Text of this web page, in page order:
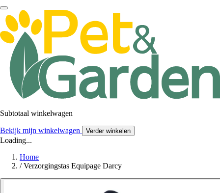
Subtotaal winkelwagen
Bekijk mijn winkelwagen Verder winkelen
Loading...
Home
/ Verzorgingstas Equipage Darcy